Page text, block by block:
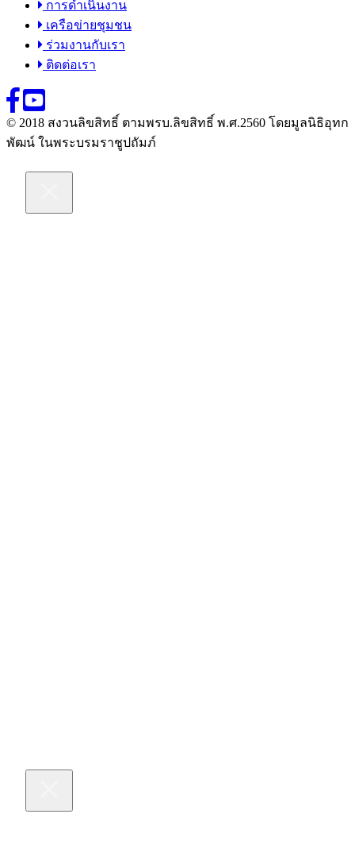
การดำเนินงาน
เครือข่ายชุมชน
ร่วมงานกับเรา
ติดต่อเรา
© 2018 สงวนลิขสิทธิ์ ตามพรบ.ลิขสิทธิ์ พ.ศ.2560 โดยมูลนิธิอุทก
พัฒน์ ในพระบรมราชูปถัมภ์